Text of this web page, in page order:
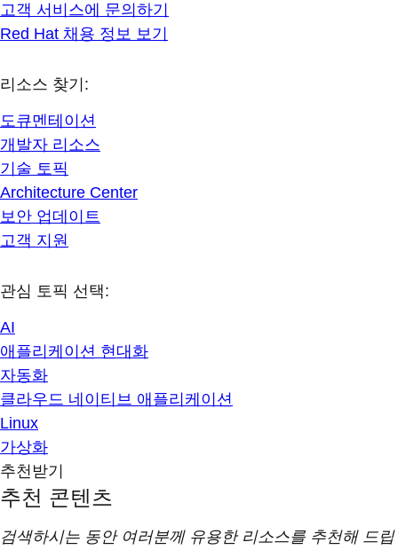
고객 서비스에 문의하기
Red Hat 채용 정보 보기
리소스 찾기:
도큐멘테이션
개발자 리소스
기술 토픽
Architecture Center
보안 업데이트
고객 지원
관심 토픽 선택:
AI
애플리케이션 현대화
자동화
클라우드 네이티브 애플리케이션
Linux
가상화
추천받기
추천 콘텐츠
검색하시는 동안 여러분께 유용한 리소스를 추천해 드립